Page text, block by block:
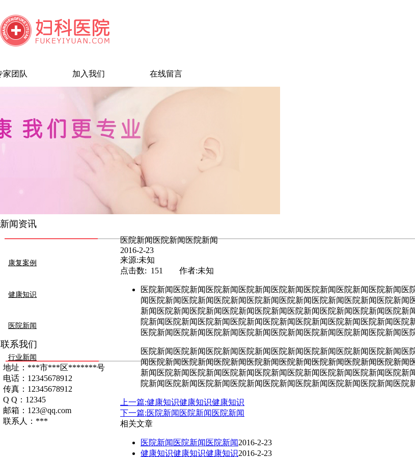
家团队 加入我们 在线留言
新闻资讯
康复案例
健康知识
医院新闻
行业新闻
联系我们
地址：***市***区*******号
电话：12345678912
传真：12345678912
Q Q：12345
邮箱：123@qq.com
联系人：***
医院新闻医院新闻医院新闻
2016-2-23
来源:未知
点击数: 151 作者:未知
医院新闻医院新闻医院新闻医院新闻医院新闻医院新闻医院新闻医院新闻医
闻医院新闻医院新闻医院新闻医院新闻医院新闻医院新闻医院新闻医院新闻
新闻医院新闻医院新闻医院新闻医院新闻医院新闻医院新闻医院新闻医院新
院新闻医院新闻医院新闻医院新闻医院新闻医院新闻医院新闻医院新闻医院
医院新闻医院新闻医院新闻医院新闻医院新闻医院新闻医院新闻医院新闻医
医院新闻医院新闻医院新闻医院新闻医院新闻医院新闻医院新闻医院新闻医
闻医院新闻医院新闻医院新闻医院新闻医院新闻医院新闻医院新闻医院新闻
新闻医院新闻医院新闻医院新闻医院新闻医院新闻医院新闻医院新闻医院新
院新闻医院新闻医院新闻医院新闻医院新闻医院新闻医院新闻医院新闻医院
上一篇:健康知识健康知识健康知识
下一篇:医院新闻医院新闻医院新闻
相关文章
医院新闻医院新闻医院新闻2016-2-23
健康知识健康知识健康知识2016-2-23